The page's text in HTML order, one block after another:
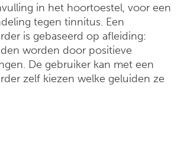
in het hoortoestel, voor een
tegen tinnitus. Een
is gebaseerd op afleiding:
worden door positieve
De gebruiker kan met een
zelf kiezen welke geluiden ze